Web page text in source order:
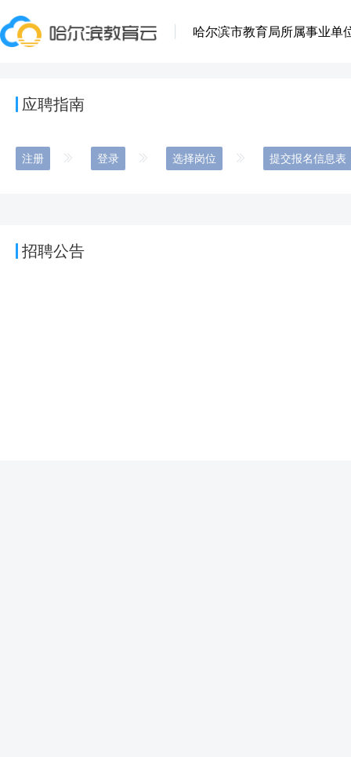
哈尔滨市教育局所属事业
应聘指南
注册 登录 选择岗位 提交报名信息表